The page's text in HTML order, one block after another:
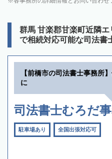
群馬 甘楽郡甘楽町近隣
で相続対応可能な司法書
【前橋市の司法書士事務所
に
司法書士むろだ
駐車場あり 全国出張対応可